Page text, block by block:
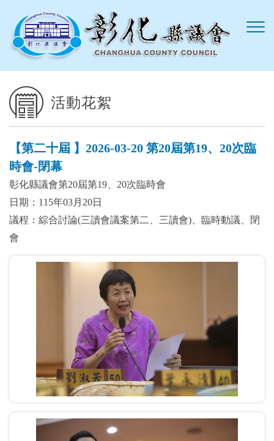
活動花絮
【第二十屆 】2026-03-20 第20屆第19、20次臨
時會-閉幕
彰化縣議會第20屆第19、20次臨時會
日期：115年03月20日
議程：綜合討論(三讀會議案第二、三讀會)、臨時動議、閉
會